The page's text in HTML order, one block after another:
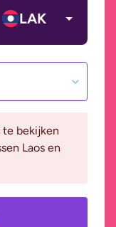
LAK
bekijken
Laos en